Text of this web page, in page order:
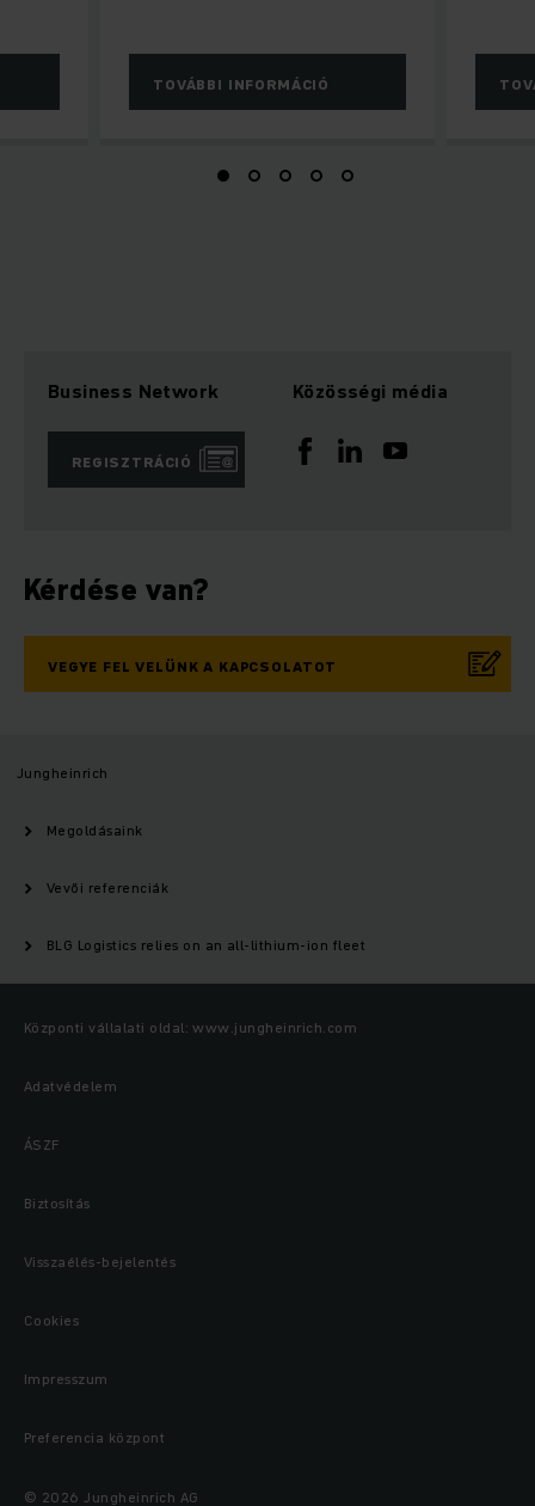
TOVÁBBI INFORMÁCIÓ
Business Network
REGISZTRÁCIÓ
Közösségi média
Kérdése van?
VEGYE FEL VELÜNK A KAPCSOLATOT
Jungheinrich
Megoldásaink
Vevői referenciák
BLG Logistics relies on an all-lithium-ion fleet
Központi vállalati oldal: www.jungheinrich.com
Adatvédelem
ÁSZF
Biztosítás
Visszaélés-bejelentés
Cookies
Impresszum
Preferencia központ
© 2026 Jungheinrich AG